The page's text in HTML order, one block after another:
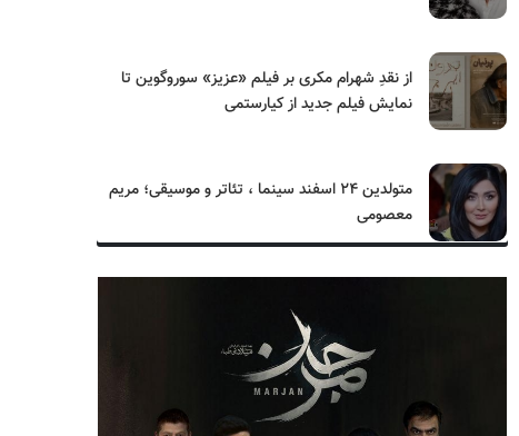
از نقدِ شهرام مکری بر فیلم «عزیز» سوروگوین تا
نمایش فیلم جدید از کیارستمی
متولدین ۲۴ اسفند سینما ، تئاتر و موسیقی؛ مریم
معصومی